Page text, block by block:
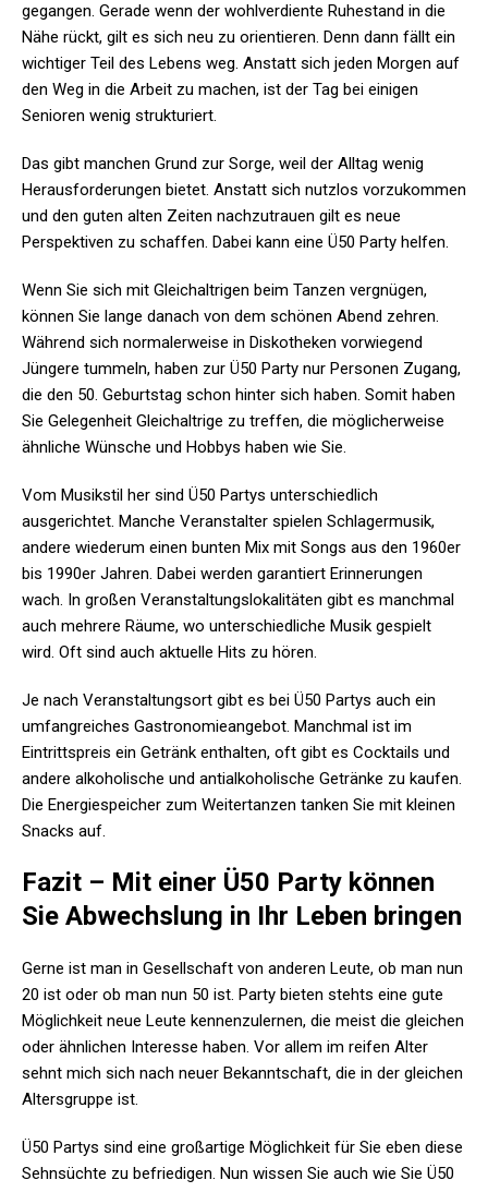
gegangen. Gerade wenn der wohlverdiente Ruhestand in die
Nähe rückt, gilt es sich neu zu orientieren. Denn dann fällt ein
wichtiger Teil des Lebens weg. Anstatt sich jeden Morgen auf
den Weg in die Arbeit zu machen, ist der Tag bei einigen
Senioren wenig strukturiert.
Das gibt manchen Grund zur Sorge, weil der Alltag wenig
Herausforderungen bietet. Anstatt sich nutzlos vorzukommen
und den guten alten Zeiten nachzutrauen gilt es neue
Perspektiven zu schaffen. Dabei kann eine Ü50 Party helfen.
Wenn Sie sich mit Gleichaltrigen beim Tanzen vergnügen,
können Sie lange danach von dem schönen Abend zehren.
Während sich normalerweise in Diskotheken vorwiegend
Jüngere tummeln, haben zur Ü50 Party nur Personen Zugang,
die den 50. Geburtstag schon hinter sich haben. Somit haben
Sie Gelegenheit Gleichaltrige zu treffen, die möglicherweise
ähnliche Wünsche und Hobbys haben wie Sie.
Vom Musikstil her sind Ü50 Partys unterschiedlich
ausgerichtet. Manche Veranstalter spielen Schlagermusik,
andere wiederum einen bunten Mix mit Songs aus den 1960er
bis 1990er Jahren. Dabei werden garantiert Erinnerungen
wach. In großen Veranstaltungslokalitäten gibt es manchmal
auch mehrere Räume, wo unterschiedliche Musik gespielt
wird. Oft sind auch aktuelle Hits zu hören.
Je nach Veranstaltungsort gibt es bei Ü50 Partys auch ein
umfangreiches Gastronomieangebot. Manchmal ist im
Eintrittspreis ein Getränk enthalten, oft gibt es Cocktails und
andere alkoholische und antialkoholische Getränke zu kaufen.
Die Energiespeicher zum Weitertanzen tanken Sie mit kleinen
Snacks auf.
Fazit – Mit einer Ü50 Party können
Sie Abwechslung in Ihr Leben bringen
Gerne ist man in Gesellschaft von anderen Leute, ob man nun
20 ist oder ob man nun 50 ist. Party bieten stehts eine gute
Möglichkeit neue Leute kennenzulernen, die meist die gleichen
oder ähnlichen Interesse haben. Vor allem im reifen Alter
sehnt mich sich nach neuer Bekanntschaft, die in der gleichen
Altersgruppe ist.
Ü50 Partys sind eine großartige Möglichkeit für Sie eben diese
Sehnsüchte zu befriedigen. Nun wissen Sie auch wie Sie Ü50